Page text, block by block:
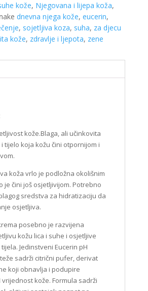
kože, Njegovana i lijepa koža,
dnevna njega kože, eucerin,
, sojetljiva koza, suha, za djecu
kože, zdravlje i ljepota, zene
kože.Blaga, ali učinkovita
tijelo koja kožu čini otpornijom i
koža vrlo je podložna okolišnim
je čini još osjetljivijom. Potrebno
sredstva za hidratizaciju da
osjetljiva.
posebno je razvijena
kožu lica i suhe i osjetljive
Jedinstveni Eucerin pH
sadrži citrični pufer, derivat
koji obnavlja i podupire
kože. Formula sadrži